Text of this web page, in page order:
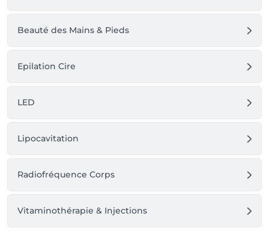
Beauté des Mains & Pieds
Epilation Cire
LED
Lipocavitation
Radiofréquence Corps
Vitaminothérapie & Injections